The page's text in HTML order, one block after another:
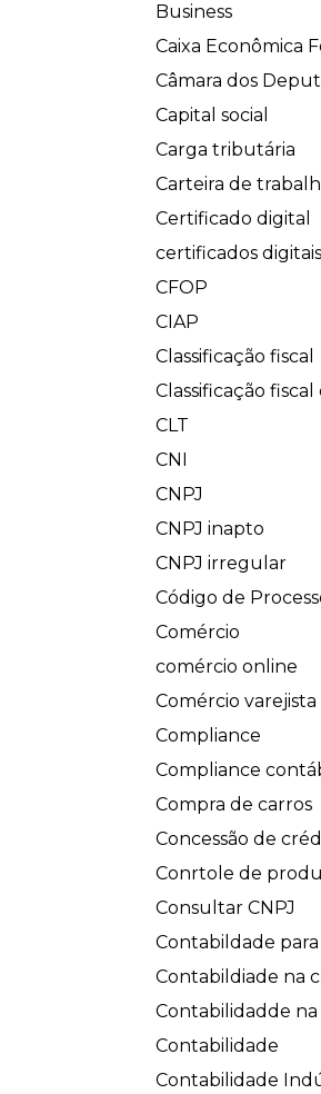
Business
Caixa Econômica
Câmara dos
Capital social
Carga tributária
Carteira de
Certificado digital
certificados digitais
CFOP
CIAP
Classificação fiscal
Classificação
CLT
CNI
CNPJ
CNPJ inapto
CNPJ irregular
Código de
Comércio
comércio online
Comércio varejista
Compliance
Compliance
Compra de carros
Concessão de
Conrtole de
Consultar CNPJ
Contabildade
Contabildiade na
Contabilidadde na
Contabilidade
Contabilidade